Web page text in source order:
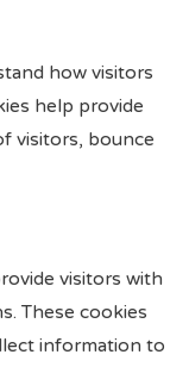
how visitors
help provide
visitors, bounce
visitors with
These cookies
information to